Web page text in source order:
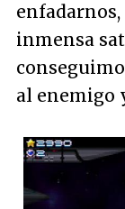
inmensa
al enemigo